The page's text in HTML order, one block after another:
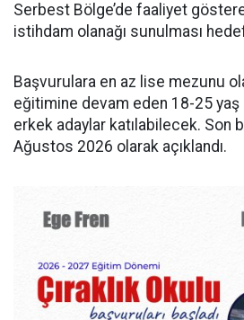
Serbest Bölge’de faaliyet
istihdam olanağı sunulması
Başvurulara en az lise mezunu
eğitimine devam eden 18-25 yaş
erkek adaylar katılabilecek. Son
Ağustos 2026 olarak açıklandı.